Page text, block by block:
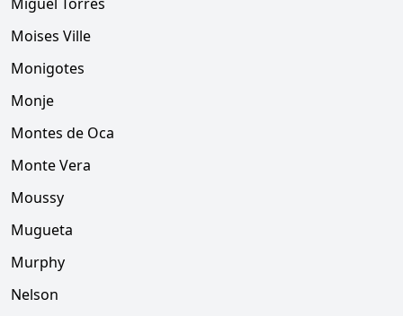
Moises Ville
Monigotes
Monje
Montes de Oca
Monte Vera
Moussy
Mugueta
Murphy
Nelson